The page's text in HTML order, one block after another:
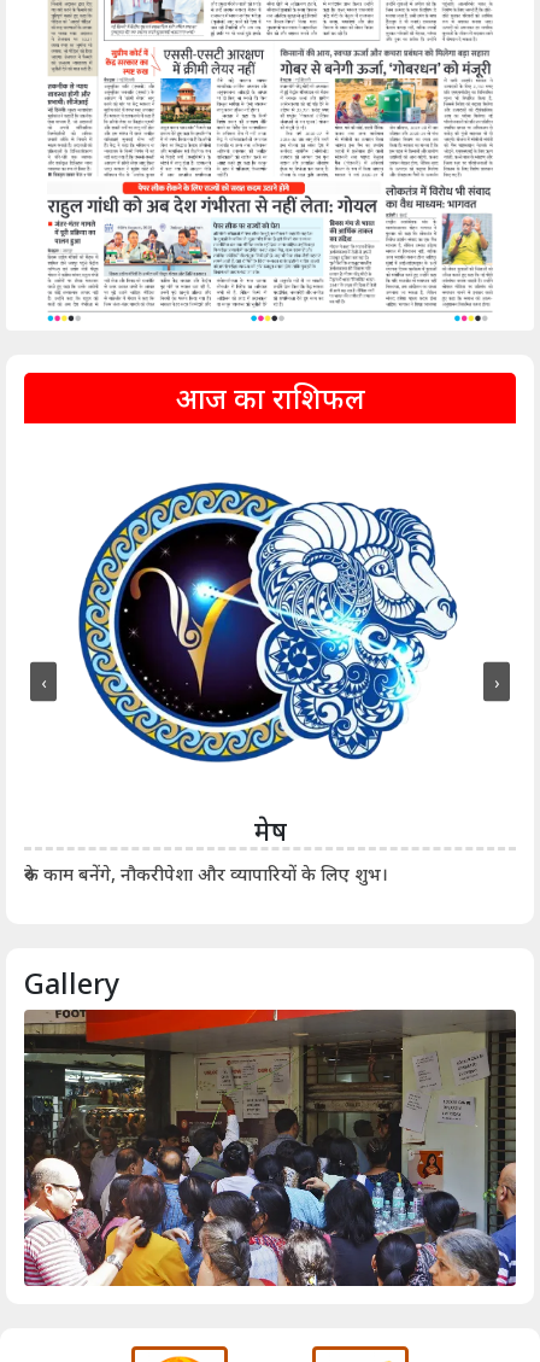
आज का राशिफल
मेष
रुके काम बनेंगे, नौकरीपेशा और व्यापारियों के लिए शुभ।
‹ ›
Gallery